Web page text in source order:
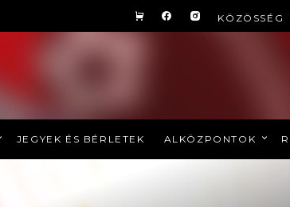
KÖZÖSSÉG
JEGYEK ÉS BÉRLETEK ALKÖZPONTOK